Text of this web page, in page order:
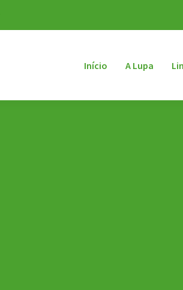
Início A Lupa